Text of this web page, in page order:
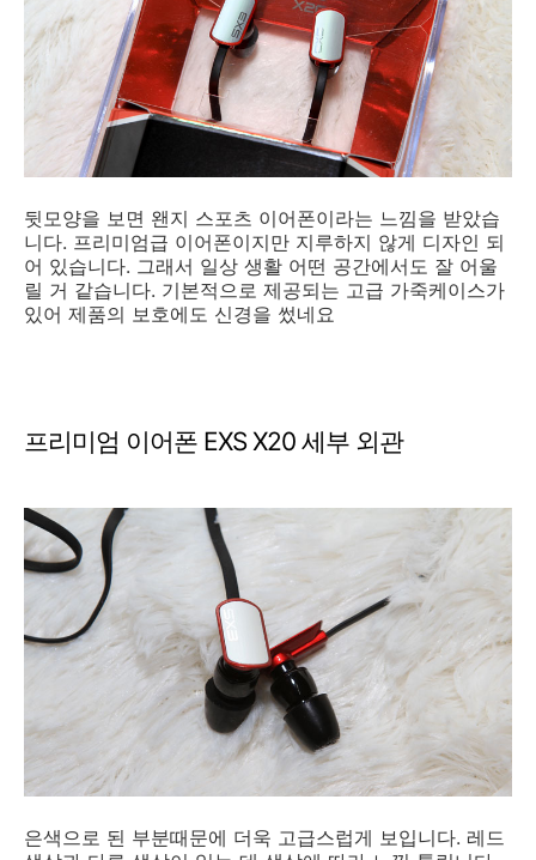
뒷모양을 보면 왠지 스포츠 이어폰이라는 느낌을 받았습
니다. 프리미엄급 이어폰이지만 지루하지 않게 디자인 되
어 있습니다. 그래서 일상 생활 어떤 공간에서도 잘 어울
릴 거 같습니다. 기본적으로 제공되는 고급 가죽케이스가
있어 제품의 보호에도 신경을 썼네요
프리미엄 이어폰 EXS X20 세부 외관
은색으로 된 부분때문에 더욱 고급스럽게 보입니다. 레드